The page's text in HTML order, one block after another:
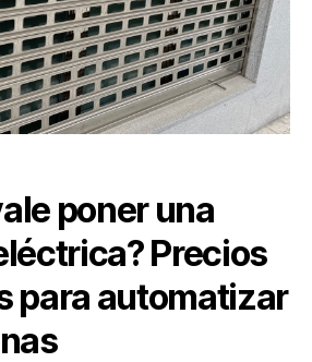
poner una
Precios
para automatizar